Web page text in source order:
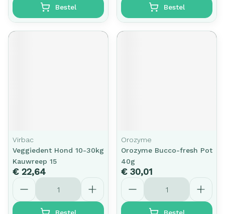
Bestel Bestel
Virbac
Veggiedent Hond 10-30kg
Kauwreep 15
€ 22,64
Aantal
Orozyme
Orozyme Bucco-fresh Pot
40g
€ 30,01
Aantal